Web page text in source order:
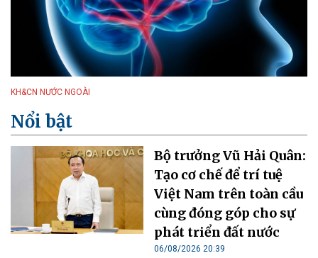
KH&CN NƯỚC NGOÀI
Nổi bật
Bộ trưởng Vũ Hải Quân:
Tạo cơ chế để trí tuệ
Việt Nam trên toàn cầu
cùng đóng góp cho sự
phát triển đất nước
06/08/2026 20:39